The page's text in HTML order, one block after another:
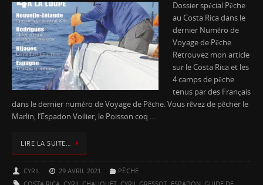
Dossier spécial Pêche
au Costa Rica dans le
dernier Numéro de
Voyage de Pêche
Retrouvez mon article
sur le Costa Rica et les
4 camps de pêche
tenus par des Français
dans le dernier numéro de Voyage de Pêche. Vous rêvez de pêcher le
Marlin, l’Espadon Voilier, le Poisson coq …
LIRE LA SUITE…
CYRIL 29 AVRIL 2021
PÊCHE